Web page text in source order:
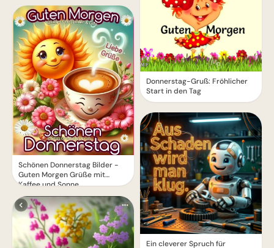
Schönen Donnerstag Bilder -
Guten Morgen Grüße mit
Kaffee und Sonne
Donnerstag-Gruß: Fröhlicher
Start in den Tag
Ein cleverer Spruch für